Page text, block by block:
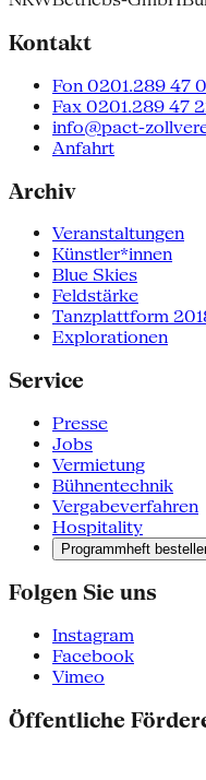
Kontakt
Fon 0201.289 47
Fax 0201.289 47
info@pact-
Anfahrt
Archiv
Veranstaltungen
Künstler*innen
Blue Skies
Feldstärke
Tanzplattform
Explorationen
Service
Presse
Jobs
Vermietung
Bühnentechnik
Vergabeverfahren
Hospitality
Programmheft
Folgen Sie uns
Instagram
Facebook
Vimeo
Öffentliche